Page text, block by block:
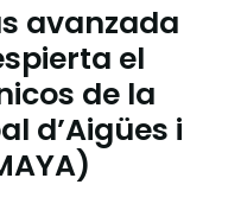
avanzada
el
de la
d’Aigües i